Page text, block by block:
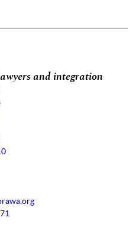
and integration